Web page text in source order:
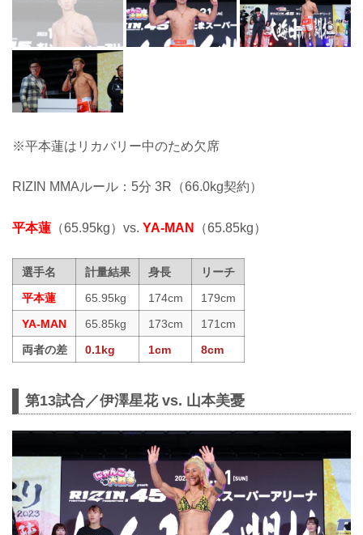
※平本蓮はリカバリー中のため欠席
RIZIN MMAルール：5分 3R（66.0kg契約）
平本蓮 （65.95kg）vs. YA-MAN （65.85kg）
選手名 計量結果 身長
リーチ
平本蓮
65.95kg 174cm
179cm
YA-MAN
65.85kg 173cm
171cm
両者の差
0.1kg 1cm 8cm
第13試合／伊澤星花 vs. 山本美憂